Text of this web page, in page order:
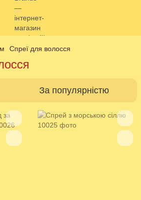
Спреї для волосся
За популярністю